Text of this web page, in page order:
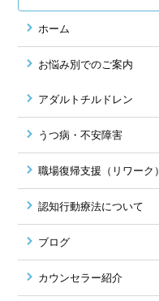
ホーム
お悩み別でのご案内
アダルトチルドレン
うつ病・不安障害
職場復帰支援（リワーク）
認知行動療法について
ブログ
カウンセラー紹介